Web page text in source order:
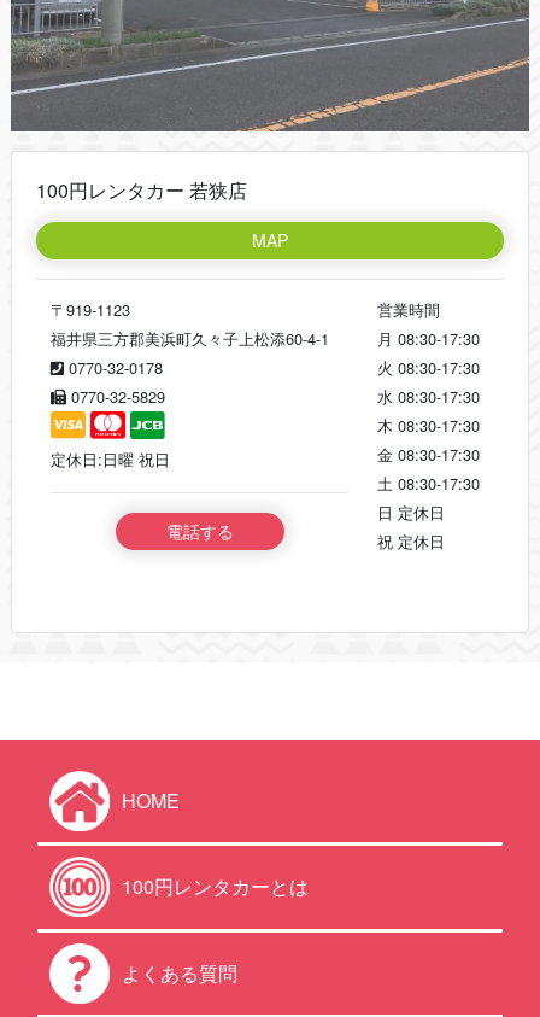
100円レンタカー 若狭店
MAP
〒919-1123
福井県三方郡美浜町久々子上松添60-4-1
0770-32-0178
0770-32-5829
定休日:日曜 祝日
電話する
営業時間
月 08:30-17:30
火 08:30-17:30
水 08:30-17:30
木 08:30-17:30
金 08:30-17:30
土 08:30-17:30
日 定休日
祝 定休日
HOME
100円レンタカーとは
よくある質問